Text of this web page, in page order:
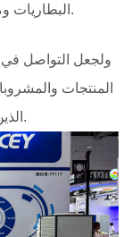
البطاريات ومتطلبات الإنتاج والحلول المخصصة مع فريقنا.
ولجعل التواصل في
المنتجات
الذين يرغبون في إجراء مناقشات أكثر تعمقاً معنا.